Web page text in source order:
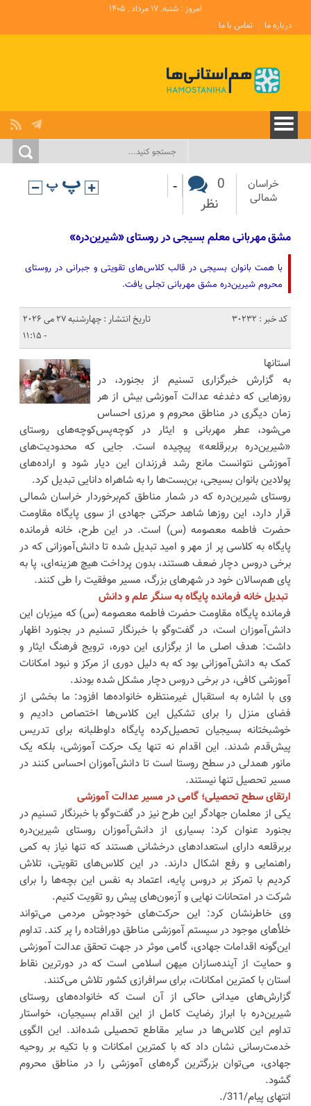
امروز : شنبه, ۱۷ مرداد , ۱۴۰۵
درباره ما
تماس با ما
خراسان
شمالی
0
نظر
-
مشق مهربانی معلم بسیجی در روستای «شیرین‌دره»
با همت بانوان بسیجی در قالب کلاس‌های تقویتی و جبرانی در روستای
محروم شیرین‌دره مشق مهربانی تجلی یافت.
کد خبر : 30232
تاریخ انتشار : چهارشنبه 27 می 2026
- 11:15
استانها
به گزارش خبرگزاری تسنیم از بجنورد، در
روزهایی که دغدغه عدالت آموزشی بیش از هر
زمان دیگری در مناطق محروم و مرزی احساس
می‌شود، عطر مهربانی و ایثار در کوچه‌پس‌کوچه‌های روستای
«شیرین‌دره بربرقلعه» پیچیده است. جایی که محدودیت‌های
آموزشی نتوانست مانع رشد فرزندان این دیار شود و اراده‌های
پولادین بانوان بسیجی، بن‌بست‌ها را به شاهراه دانایی تبدیل کرد.
روستای شیرین‌دره که در شمار مناطق کم‌برخوردار خراسان شمالی
قرار دارد، این روزها شاهد حرکتی جهادی از سوی پایگاه مقاومت
حضرت فاطمه معصومه (س) است. در این طرح، خانه فرمانده
پایگاه به کلاسی پر از مهر و امید تبدیل شده تا دانش‌آموزانی که در
برخی دروس دچار ضعف هستند، بدون پرداخت هیچ هزینه‌ای، پا به
پای هم‌سالان خود در شهرهای بزرگ، مسیر موفقیت را طی کنند.
تبدیل خانه فرمانده پایگاه به سنگر علم و دانش
فرمانده پایگاه مقاومت حضرت فاطمه معصومه (س) که میزبان این
دانش‌آموزان است، در گفت‌وگو با خبرنگار تسنیم در بجنورد اظهار
داشت: هدف اصلی ما از برگزاری این دوره، ترویج فرهنگ ایثار و
کمک به دانش‌آموزانی بود که به دلیل دوری از مرکز و نبود امکانات
آموزشی کافی، در برخی دروس دچار مشکل شده بودند.
وی با اشاره به استقبال غیرمنتظره خانواده‌ها افزود: ما بخشی از
فضای منزل را برای تشکیل این کلاس‌ها اختصاص دادیم و
خوشبختانه بسیجیان تحصیل‌کرده پایگاه داوطلبانه برای تدریس
پیش‌قدم شدند. این اقدام نه تنها یک حرکت آموزشی، بلکه یک
مانور همدلی در سطح روستا است تا دانش‌آموزان احساس کنند در
مسیر تحصیل تنها نیستند.
ارتقای سطح تحصیلی؛ گامی در مسیر عدالت آموزشی
یکی از معلمان جهادگر این طرح نیز در گفت‌وگو با خبرنگار تسنیم در
بجنورد عنوان کرد: بسیاری از دانش‌آموزان روستای شیرین‌دره
بربرقلعه دارای استعدادهای درخشانی هستند که تنها نیاز به کمی
راهنمایی و رفع اشکال دارند. در این کلاس‌های تقویتی، تلاش
کردیم با تمرکز بر دروس پایه، اعتماد به نفس این بچه‌ها را برای
شرکت در امتحانات نهایی و آزمون‌های پیش رو تقویت کنیم.
وی خاطرنشان کرد: این حرکت‌های خودجوش مردمی می‌تواند
خلأهای موجود در سیستم آموزشی مناطق دورافتاده را پر کند. تداوم
این‌گونه اقدامات جهادی، گامی موثر در جهت تحقق عدالت آموزشی
و حمایت از آینده‌سازان میهن اسلامی است که در دورترین نقاط
استان با کمترین امکانات، برای سرافرازی کشور تلاش می‌کنند.
گزارش‌های میدانی حاکی از آن است که خانواده‌های روستای
شیرین‌دره با ابراز رضایت کامل از این اقدام بسیجیان، خواستار
تداوم این کلاس‌ها در سایر مقاطع تحصیلی شده‌اند. این الگوی
خدمت‌رسانی نشان داد که با کمترین امکانات و با تکیه بر روحیه
جهادی، می‌توان بزرگترین گره‌های آموزشی را در مناطق محروم
گشود.
انتهای پیام/311/.